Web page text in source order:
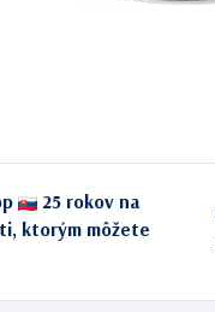
25 rokov na
ktorým môžete